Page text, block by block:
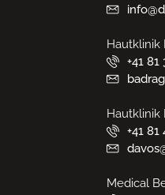
Hautklinik
+41 81
Hautklinik
+41 81
Medical